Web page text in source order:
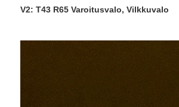
V2: T43 R65 Varoitusvalo, Vilkkuvalo